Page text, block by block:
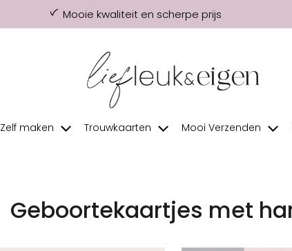
Mooie kwaliteit en scherpe prijs
Zelf maken Trouwkaarten Mooi Verzenden
Geboortekaartjes met